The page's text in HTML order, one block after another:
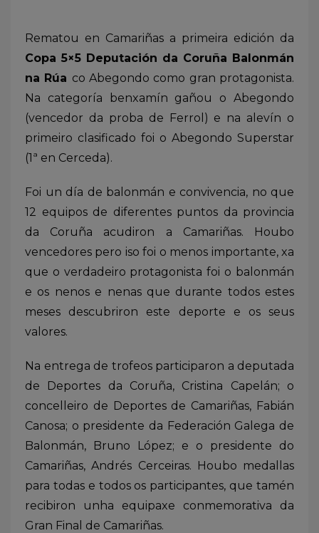
Rematou en Camariñas a primeira edición da
Copa 5×5 Deputación da Coruña Balonmán
na Rúa co Abegondo como gran protagonista.
Na categoría benxamín gañou o Abegondo
(vencedor da proba de Ferrol) e na alevín o
primeiro clasificado foi o Abegondo Superstar
(1ª en Cerceda).
Foi un día de balonmán e convivencia, no que
12 equipos de diferentes puntos da provincia
da Coruña acudiron a Camariñas. Houbo
vencedores pero iso foi o menos importante, xa
que o verdadeiro protagonista foi o balonmán
e os nenos e nenas que durante todos estes
meses descubriron este deporte e os seus
valores.
Na entrega de trofeos participaron a deputada
de Deportes da Coruña, Cristina Capelán; o
concelleiro de Deportes de Camariñas, Fabián
Canosa; o presidente da Federación Galega de
Balonmán, Bruno López; e o presidente do
Camariñas, Andrés Cerceiras. Houbo medallas
para todas e todos os participantes, que tamén
recibiron unha equipaxe conmemorativa da
Gran Final de Camariñas.